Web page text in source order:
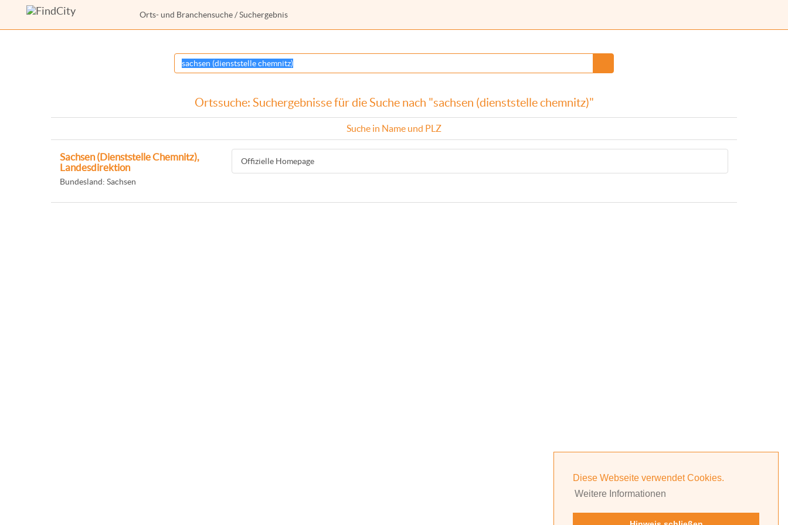
Diese Webseite verwendet Cookies.
Weitere Informationen
Orts- und Branchensuche / Suchergebnis
Ortssuche: Suchergebnisse für die Suche nach "sachsen (dienststelle chemnitz)"
Suche in Name und PLZ
Sachsen (Dienststelle Chemnitz),
Landesdirektion
Bundesland: Sachsen
Offizielle Homepage